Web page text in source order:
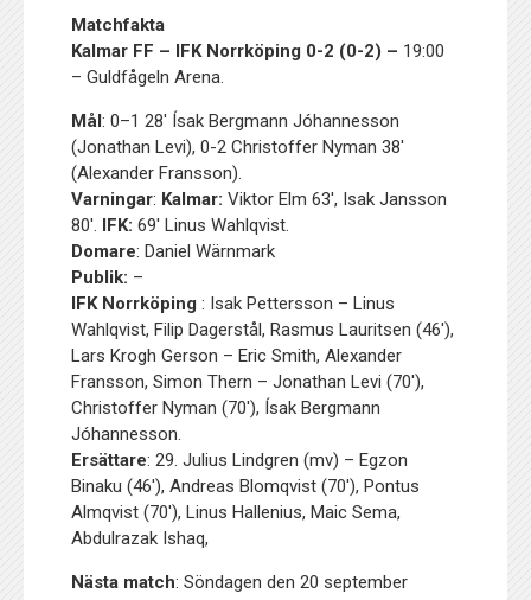
Matchfakta
Kalmar FF – IFK Norrköping 0-2 (0-2) – 19:00
– Guldfågeln Arena.
Mål: 0–1 28′ Ísak Bergmann Jóhannesson
(Jonathan Levi), 0-2 Christoffer Nyman 38′
(Alexander Fransson).
Varningar: Kalmar: Viktor Elm 63′, Isak Jansson
80′. IFK: 69′ Linus Wahlqvist.
Domare: Daniel Wärnmark
Publik: –
IFK Norrköping: Isak Pettersson – Linus
Wahlqvist, Filip Dagerstål, Rasmus Lauritsen (46′),
Lars Krogh Gerson – Eric Smith, Alexander
Fransson, Simon Thern – Jonathan Levi (70′),
Christoffer Nyman (70′), Ísak Bergmann
Jóhannesson.
Ersättare: 29. Julius Lindgren (mv) – Egzon
Binaku (46′), Andreas Blomqvist (70′), Pontus
Almqvist (70′), Linus Hallenius, Maic Sema,
Abdulrazak Ishaq,
Nästa match: Söndagen den 20 september